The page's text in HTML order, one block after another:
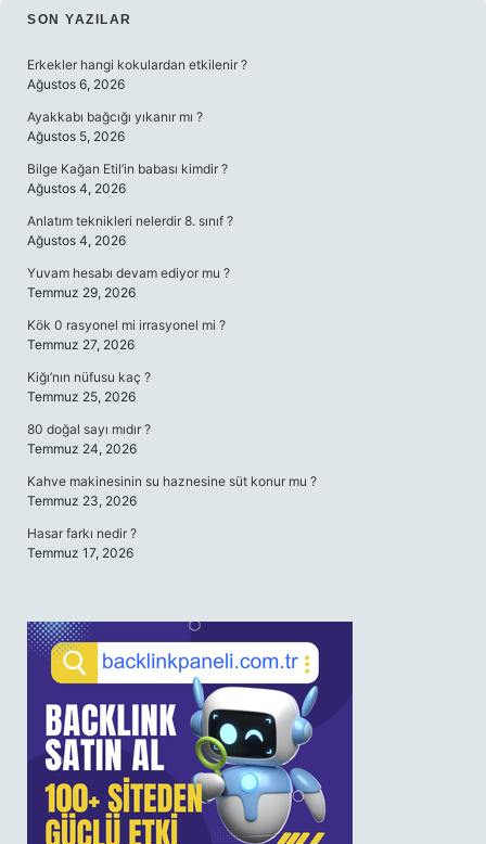
SIDEBAR
SON YAZILAR
Erkekler hangi kokulardan etkilenir ?
Ağustos 6, 2026
Ayakkabı bağcığı yıkanır mı ?
Ağustos 5, 2026
Bilge Kağan Etil’in babası kimdir ?
Ağustos 4, 2026
Anlatım teknikleri nelerdir 8. sınıf ?
Ağustos 4, 2026
Yuvam hesabı devam ediyor mu ?
Temmuz 29, 2026
Kök 0 rasyonel mi irrasyonel mi ?
Temmuz 27, 2026
Kiğı’nın nüfusu kaç ?
Temmuz 25, 2026
80 doğal sayı mıdır ?
Temmuz 24, 2026
Kahve makinesinin su haznesine süt konur mu ?
Temmuz 23, 2026
Hasar farkı nedir ?
Temmuz 17, 2026